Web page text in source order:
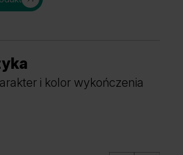
i kolor wykończenia